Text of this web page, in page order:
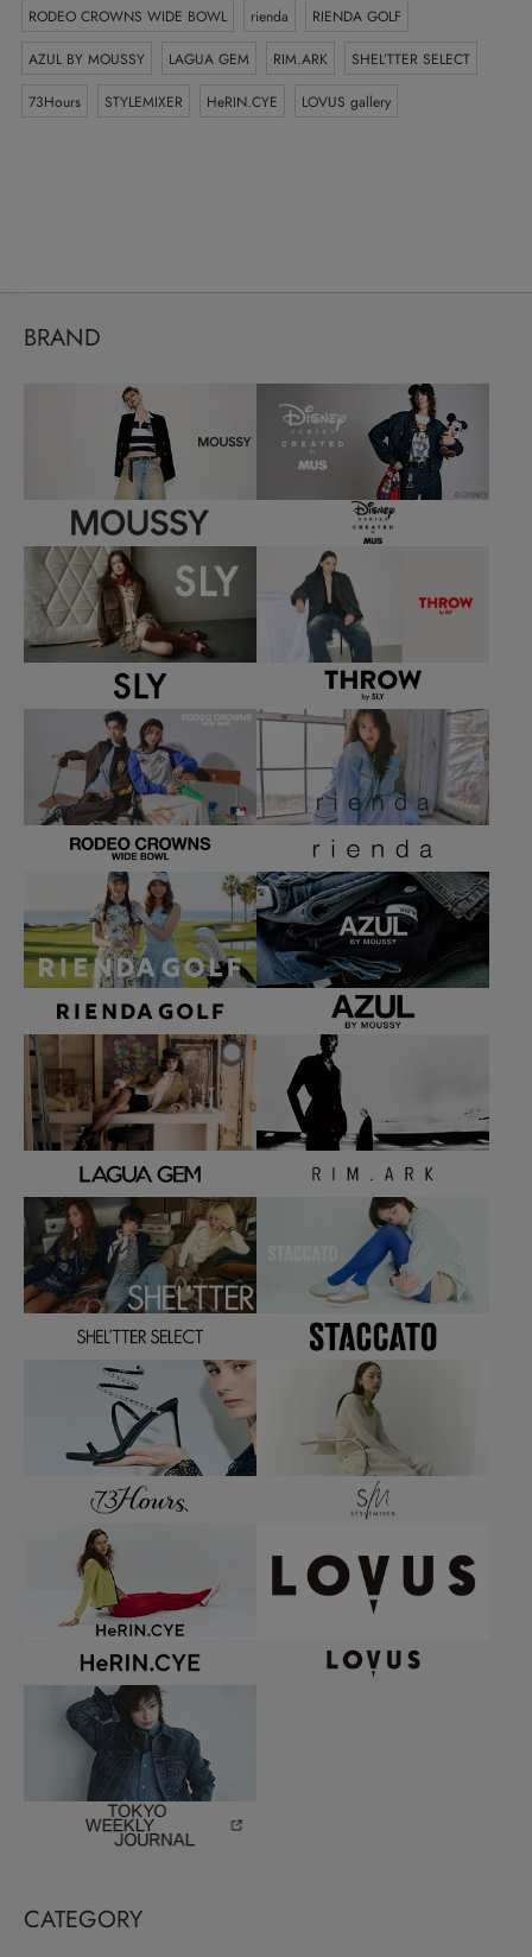
RODEO CROWNS WIDE BOWL
rienda
RIENDA GOLF
AZUL BY MOUSSY
LAGUA GEM RIM.ARK
SHEL’TTER SELECT
73Hours
STYLEMIXER HeRIN.CYE LOVUS gallery
BRAND
CATEGORY